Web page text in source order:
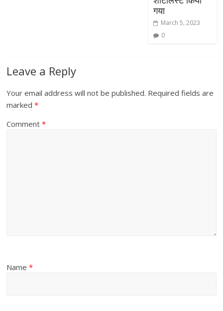
गया
March 5, 2023
0
Leave a Reply
Your email address will not be published. Required fields are
marked*
Comment*
Name*